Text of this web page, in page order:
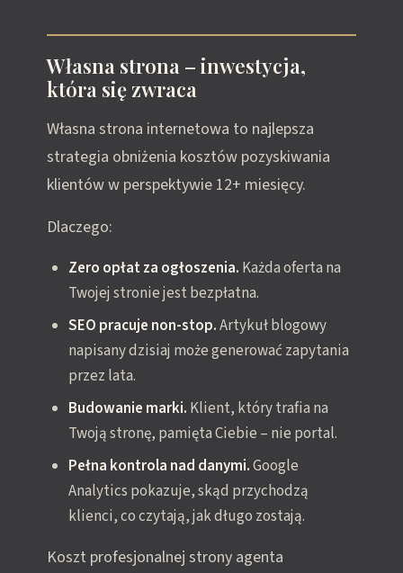
Własna strona – inwestycja,
która się zwraca
Własna strona internetowa to najlepsza
strategia obniżenia kosztów pozyskiwania
klientów w perspektywie 12+ miesięcy.
Dlaczego:
Zero opłat za ogłoszenia. Każda oferta na
Twojej stronie jest bezpłatna.
SEO pracuje non-stop.Artykuł blogowy
napisany dzisiaj może generować zapytania
przez lata.
Budowanie marki. Klient, który trafia na
Twoją stronę, pamięta Ciebie – nie portal.
Pełna kontrola nad danymi.Google
Analytics pokazuje, skąd przychodzą
klienci, co czytają, jak długo zostają.
Koszt profesjonalnej strony agenta